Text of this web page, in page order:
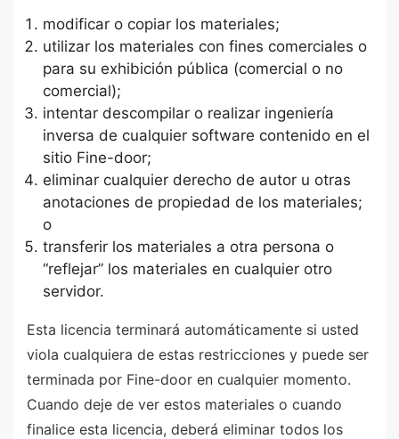
modificar o copiar los materiales;
utilizar los materiales con fines comerciales o
para su exhibición pública (comercial o no
comercial);
intentar descompilar o realizar ingeniería
inversa de cualquier software contenido en el
sitio Fine-door;
eliminar cualquier derecho de autor u otras
anotaciones de propiedad de los materiales;
o
transferir los materiales a otra persona o
“reflejar” los materiales en cualquier otro
servidor.
Esta licencia terminará automáticamente si usted
viola cualquiera de estas restricciones y puede ser
terminada por Fine-door en cualquier momento.
Cuando deje de ver estos materiales o cuando
finalice esta licencia, deberá eliminar todos los